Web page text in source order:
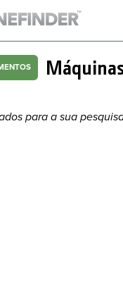
para a sua